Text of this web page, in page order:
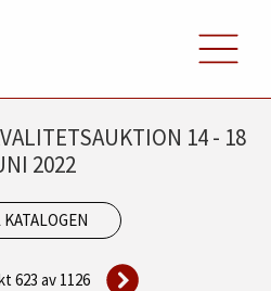
14 - 18
2022
623 av 1126